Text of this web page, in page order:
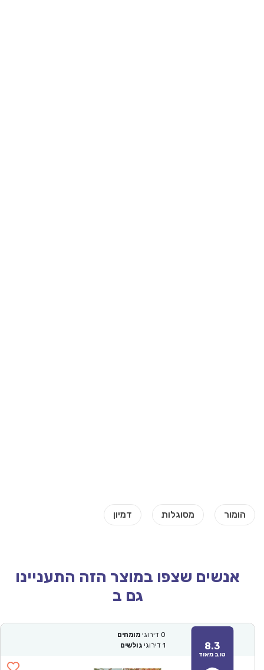
אנשים שצפו במוצר הזה התעניינו
גם ב
8.3
טוב מאוד
0 דירוגי מומחים
1 דירוגי גולשים